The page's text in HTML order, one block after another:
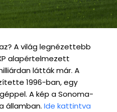
A világ legnézettebb
alapértelmezett
látták már. A
1996-ban, egy
A kép a Sonoma-
államban. Ide kattintva